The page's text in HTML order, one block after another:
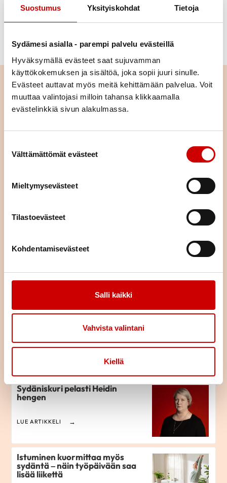
Suostumus Yksityiskohdat Tietoja
Sydämesi asialla - parempi palvelu evästeillä
Hyväksymällä evästeet saat sujuvamman
käyttökokemuksen ja sisältöä, joka sopii juuri sinulle.
Evästeet auttavat myös meitä kehittämään palvelua. Voit
muuttaa valintojasi milloin tahansa klikkaamalla
evästelinkkiä sivun alakulmassa.
Välttämättömät evästeet
Mieltymysevästeet
Tilastoevästeet
Kohdentamisevästeet
Salli kaikki
Vahvista valintani
Kiellä
Lue lisää tapahtumasta ja osta liput
Lue seuraavaksi
"Äitienpäivä, jota en unohda
pesiytynyt bakteeri vei Katrin
Hääpuhe, joka jäi kesken
LUE ARTIKKELI
Mun sydän piti vaihtaa
Sydänliiton lahjoituksen avulla
Sydäniskuri pelasti Heidin
hengen
LUE ARTIKKELI
Istuminen kuormittaa myös
sydäntä – näin työpäivään saa
lisää liikettä